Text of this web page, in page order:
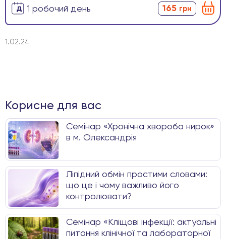
1 робочиӣ день
165 грн
1.02.24
Корисне для вас
Семінар «Хронічна хвороба нирок»
в м. Олександрія
Ліпідний обмін простими словами:
що це і чому важливо його
контролювати?
Семінар «Кліщові інфекції: актуальні
питання клінічної та лабораторної